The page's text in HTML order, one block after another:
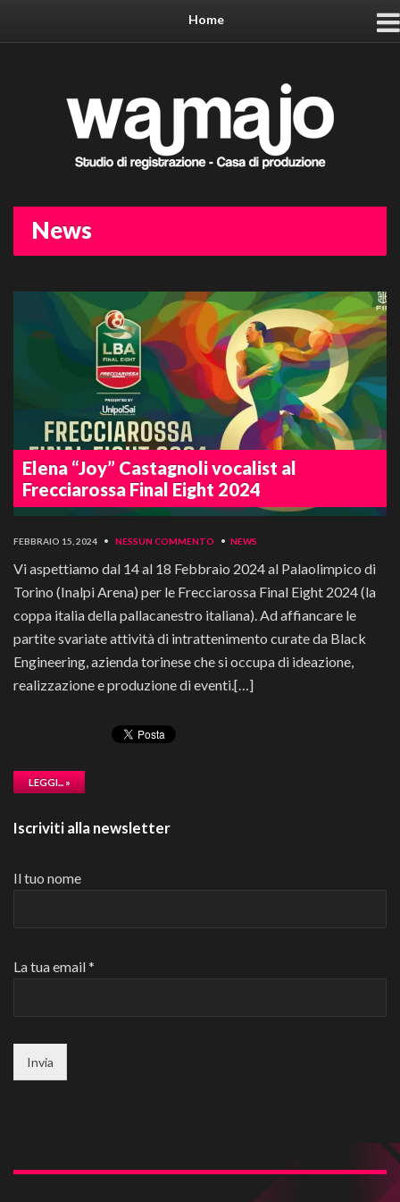
Home
News
Elena “Joy” Castagnoli vocalist al
Frecciarossa Final Eight 2024
FEBBRAIO 15, 2024 • NESSUN COMMENTO • NEWS
Vi aspettiamo dal 14 al 18 Febbraio 2024 al Palaolimpico di
Torino (Inalpi Arena) per le Frecciarossa Final Eight 2024 (la
coppa italia della pallacanestro italiana). Ad affiancare le
partite svariate attività di intrattenimento curate da Black
Engineering, azienda torinese che si occupa di ideazione,
realizzazione e produzione di eventi.[…]
LEGGI... »
Iscriviti alla newsletter
Il tuo nome
La tua email *